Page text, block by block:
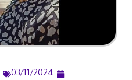
03/11/2024